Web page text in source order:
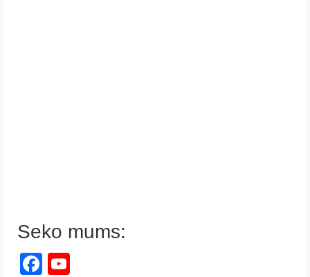
Seko mums:
Facebook